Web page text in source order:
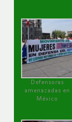
Defensoras
amenazadas en
México